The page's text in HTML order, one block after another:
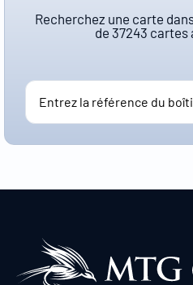
Recherchez une carte
de 37243 cartes